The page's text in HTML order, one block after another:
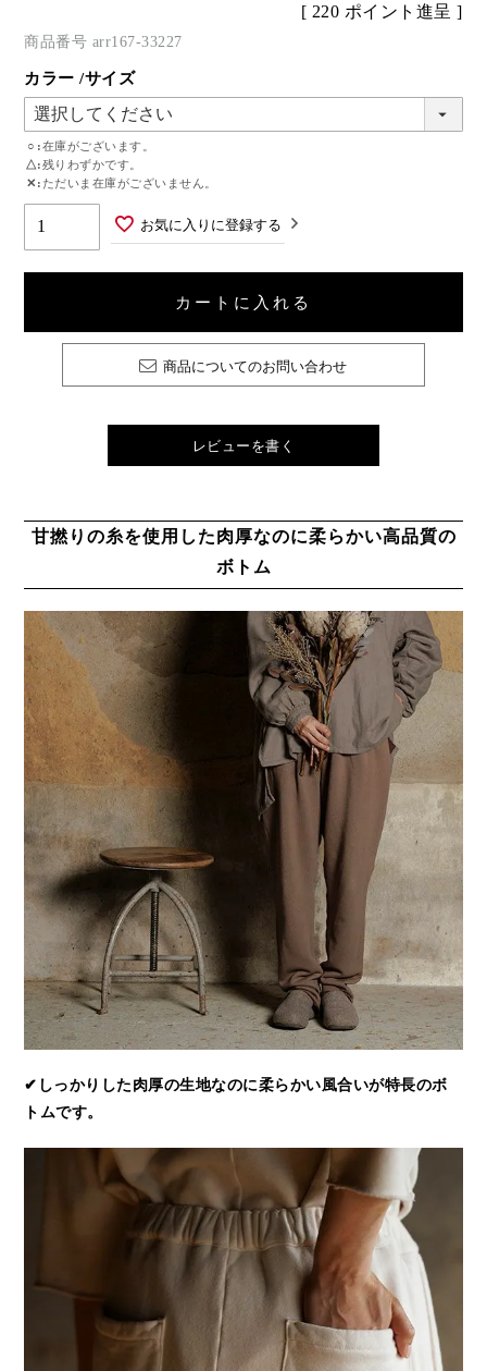
[ 220 ポイント進呈 ]
商品番号 arr167-33227
カラー サイズ
○
在庫がございます。
△ 残りわずかです。
✕
ただいま在庫がございません。
お気に入りに登録する
カートに入れる
商品についてのお問い合わせ
レビューを書く
甘撚りの糸を使用した肉厚なのに柔らかい高品質の
ボトム
✔しっかりした肉厚の生地なのに柔らかい風合いが特長のボ
トムです。